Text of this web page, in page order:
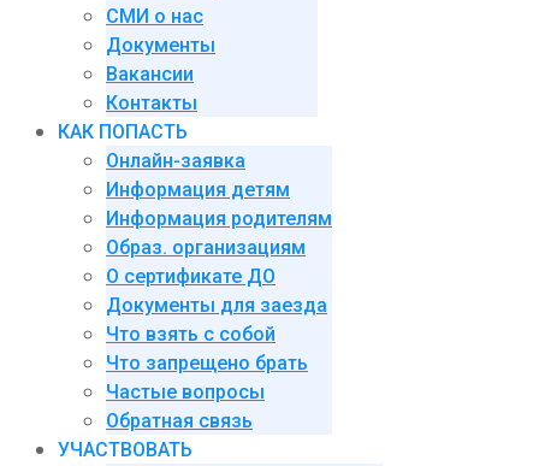
СМИ о нас
Документы
Вакансии
Контакты
КАК ПОПАСТЬ
Онлайн-заявка
Информация детям
Информация родителям
Образ. организациям
О сертификате ДО
Документы для заезда
Что взять с собой
Что запрещено брать
Частые вопросы
Обратная связь
УЧАСТВОВАТЬ